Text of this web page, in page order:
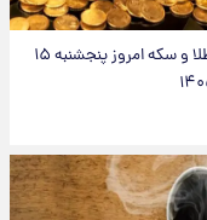
قیمت طلا و سکه امروز پنجشنبه ۱۵